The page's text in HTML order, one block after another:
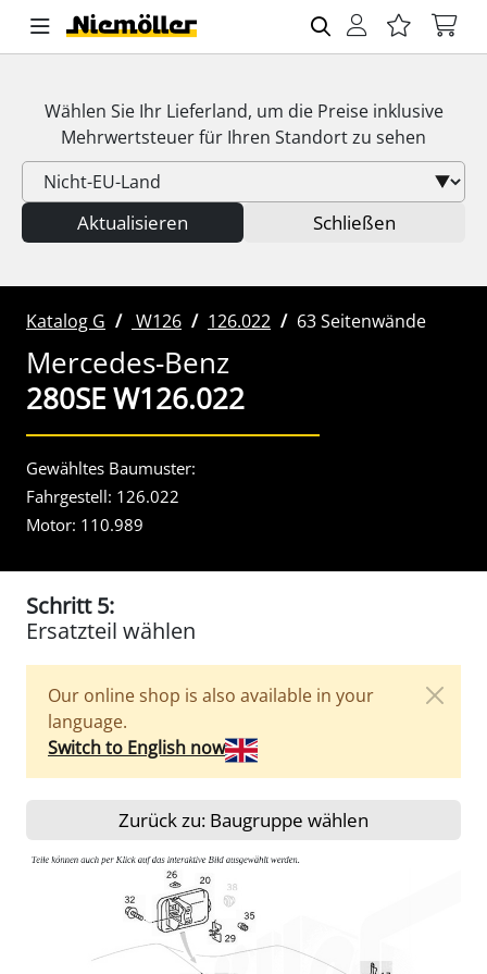
Wählen Sie Ihr Lieferland, um die Preise inklusive
Mehrwertsteuerfür Ihren Standort zu sehen
Aktualisieren Schließen
Katalog G W126 126.022 63 Seitenwände
Mercedes-Benz
280SE W126.022
Gewähltes Baumuster:
Fahrgestell: 126.022
Motor: 110.989
Schritt 5:
Ersatzteil wählen
Our online shop is also available in your
language.
Switch to English now
Zurück zu: Baugruppe wählen